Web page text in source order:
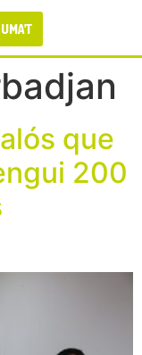
que
200